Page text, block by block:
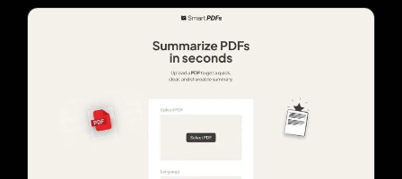
团队协作
工作流管理
表单与调查 合同管理
文档提取